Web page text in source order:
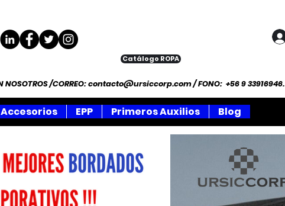
Catálogo ROPA
NOSOTROS /CORREO:contacto@ursiccorp.com/ FONO: +56 9 33916946.
Accesorios EPP Primeros Auxilios Blog